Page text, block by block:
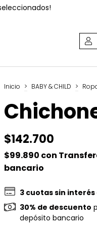
seleccionados!
Inicio > BABY & CHILD >
$142.700
$99.890 con
bancario
3 cuotas sin interés
30% de descuento
depósito bancario